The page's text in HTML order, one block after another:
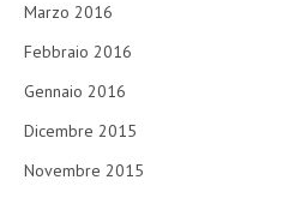
Marzo 2016
Febbraio 2016
Gennaio 2016
Dicembre 2015
Novembre 2015